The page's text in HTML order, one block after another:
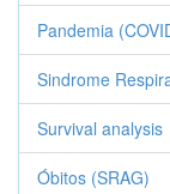
Pandemia
Sindrome
Survival analysis
Óbitos (SRAG)